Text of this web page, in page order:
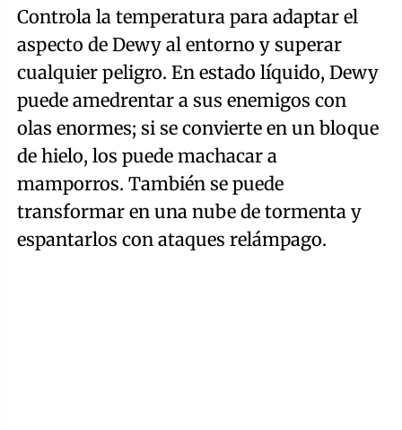
Controla la temperatura para adaptar el
aspecto de Dewy al entorno y superar
cualquier peligro. En estado líquido, Dewy
puede amedrentar a sus enemigos con
olas enormes; si se convierte en un bloque
de hielo, los puede machacar a
mamporros. También se puede
transformar en una nube de tormenta y
espantarlos con ataques relámpago.